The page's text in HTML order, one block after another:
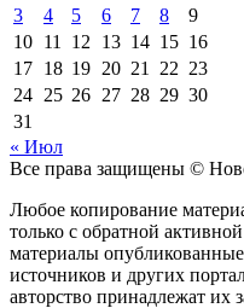
3
4 5 6 7 8
9
10 11 12 13 14 15 16
17 18 19 20 21 22 23
24 25 26 27 28 29 30
31
« Июл
Все права защищены ©
Любое копирование
только с обратной
материалы
источников и других
авторство принадлежат их